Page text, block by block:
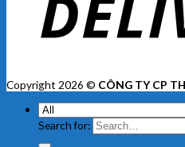
Copyright 2026 © CÔNG TY CP
Search for: